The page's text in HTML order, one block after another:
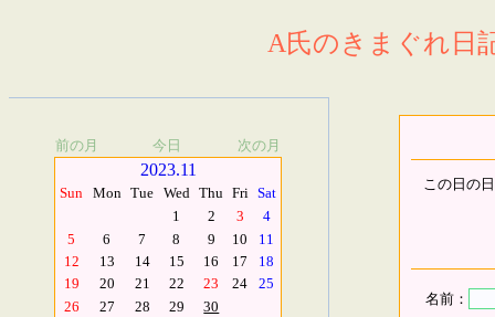
A氏のきまぐれ日
前の月 今日 次の月
2023.11
Sun Mon Tue Wed Thu Fri Sat
1
2 3
4
5
6 7 8 9 10
11
12
13 14 15 16 17
18
19
20 21 22 23 24
25
26
27 28 29 30
この日の
名前：